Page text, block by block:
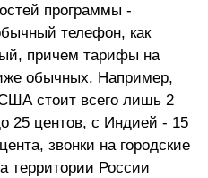
программы -
телефон, как
причем тарифы на
обычных. Например,
стоит всего лишь 2
25 центов, с Индией - 15
звонки на городские
территории России